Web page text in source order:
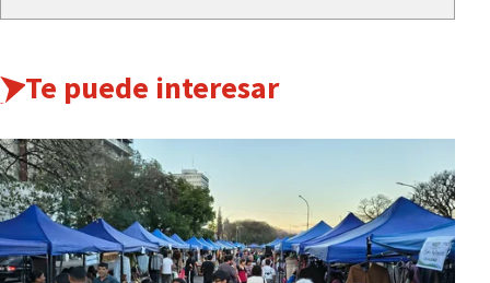
Te puede interesar